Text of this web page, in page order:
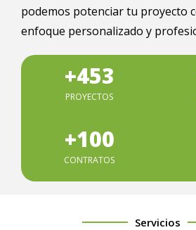
podemos potenciar tu proyecto
enfoque personalizado y
+453
PROYECTOS
+100
CONTRATOS
Servicios